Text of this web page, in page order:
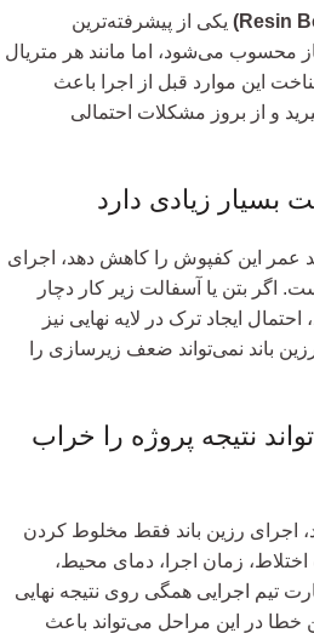
یکی از پیشرفته‌ترین
می‌شود، اما مانند هر متریال
این موارد قبل از اجرا باعث
و از بروز مشکلات احتمالی
بسیار زیادی دارد
عمر این کفپوش را کاهش دهد، اجرای
اگر بتن یا آسفالت زیر کار دچار
ایجاد ترک در لایه نهایی نیز
باند نمی‌تواند ضعف زیرسازی را
نتیجه پروژه را خراب
اجرای رزین باند فقط مخلوط کردن
زمان اجرا، دمای محیط،
تیم اجرایی همگی روی نتیجه نهایی
خطا در این مراحل می‌تواند باعث